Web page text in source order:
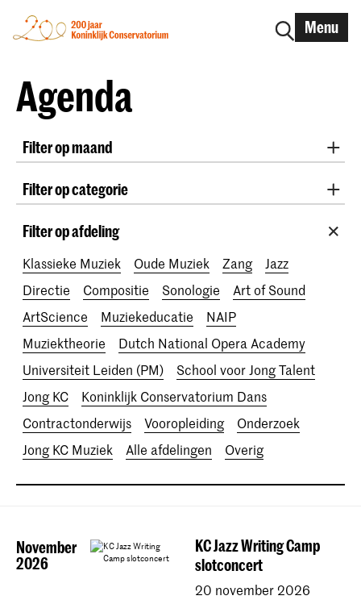
Menu
Agenda
Filter op maand
October 2026
November 2026
December 2026
July 2027
Filter op categorie
200 jaar
Filter op afdeling
Klassieke Muziek Oude Muziek Zang
Jazz
Directie
Compositie Sonologie
Art of Sound
ArtScience
Muziekeducatie
NAIP
Muziektheorie
Dutch National Opera Academy
Universiteit Leiden (PM)
School voor Jong Talent
Jong KC
Koninklijk Conservatorium Dans
Contractonderwijs
Vooropleiding
Onderzoek
Jong KC Muziek
Alle afdelingen Overig
November
2026
KC Jazz Writing Camp
slotconcert
20 november 2026